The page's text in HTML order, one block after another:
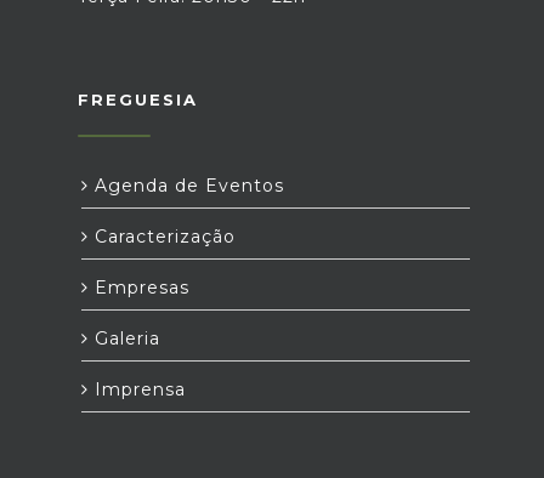
FREGUESIA
Agenda de Eventos
Caracterização
Empresas
Galeria
Imprensa